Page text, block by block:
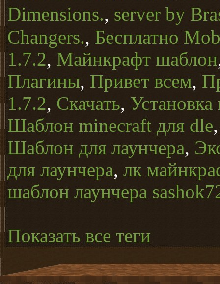
Dimensions., server by
Changers., Бесплатно
1.7.2, Майнкрафт шаблон
Плагины, Привет всем,
1.7.2, Скачать, Установка
Шаблон minecraft для dle
Шаблон для лаунчера,
для лаунчера, лк
шаблон лаунчера
Показать все теги